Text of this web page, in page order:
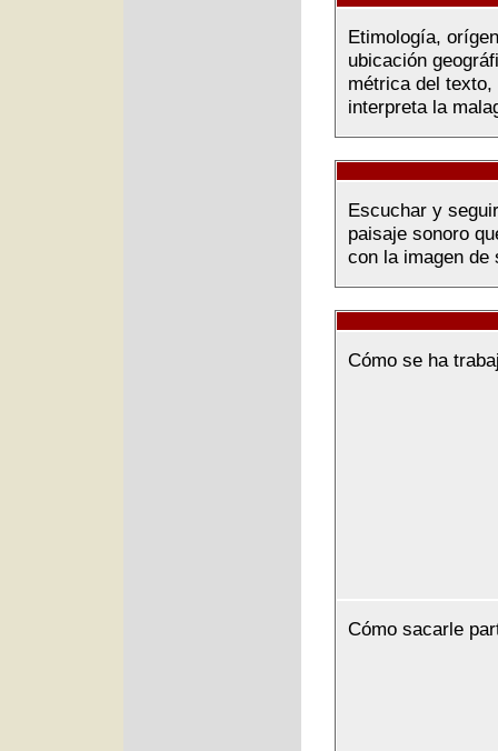
Etimología,
ubicación
métrica del
interpreta la
Escuchar y
paisaje sonoro
con la imagen de
Cómo se ha
Cómo sacarle